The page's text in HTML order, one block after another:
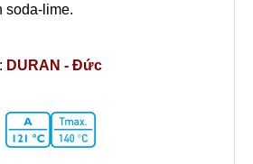
soda-lime.
DURAN - Đức